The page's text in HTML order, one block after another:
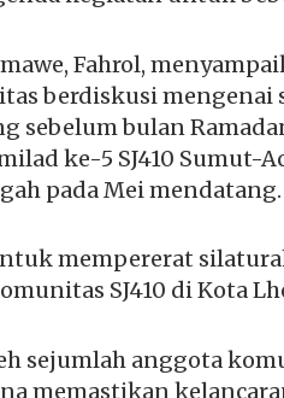
Fahrol,
berdiskusi mengenai
sebelum bulan
ke-5 SJ410 Sumut-
pada Mei mendatang.
mempererat
SJ410 di Kota
sejumlah anggota
memastikan